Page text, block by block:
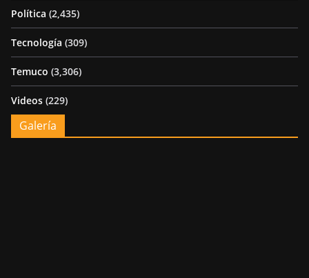
Política (2,435)
Tecnología (309)
Temuco (3,306)
Videos (229)
Galería